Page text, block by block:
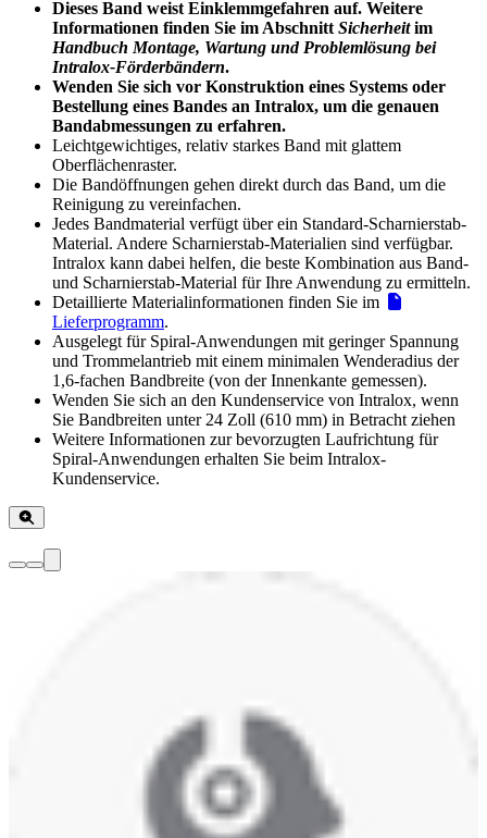
Dieses Band weist Einklemmgefahren auf. Weitere
Informationen finden Sie im Abschnitt Sicherheitim
Handbuch Montage, Wartung und Problemlösung bei
Intralox-Förderbändern.
Wenden Sie sich vor Konstruktion eines Systems oder
Bestellung eines Bandes an Intralox, um die genauen
Bandabmessungen zu erfahren.
Leichtgewichtiges, relativ starkes Band mit glattem
Oberflächenraster.
Die Bandöffnungen gehen direkt durch das Band, um die
Reinigung zu vereinfachen.
Jedes Bandmaterial verfügt über ein Standard-Scharnierstab-
Material. Andere Scharnierstab-Materialien sind verfügbar.
Intralox kann dabei helfen, die beste Kombination aus Band-
und Scharnierstab-Material für Ihre Anwendung zu ermitteln.
Detaillierte Materialinformationen finden Sie im
Lieferprogramm.
Ausgelegt für Spiral-Anwendungen mit geringer Spannung
und Trommelantrieb mit einem minimalen Wenderadius der
1,6-fachen Bandbreite (von der Innenkante gemessen).
Wenden Sie sich an den Kundenservice von Intralox, wenn
Sie Bandbreiten unter 24 Zoll (610 mm) in Betracht ziehen
Weitere Informationen zur bevorzugten Laufrichtung für
Spiral-Anwendungen erhalten Sie beim Intralox-
Kundenservice.